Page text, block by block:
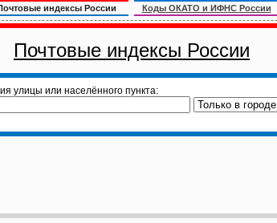
индексы России Коды ОКАТО и ИФНС России
Почтовые индексы России
улицы или населённого пункта: